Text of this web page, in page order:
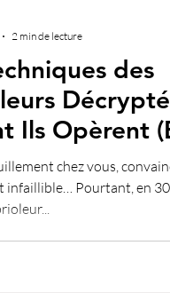
des
Ils Opèrent
Les Stopper
chez vous,
infaillible… Pourtant, en
2 min de lecture